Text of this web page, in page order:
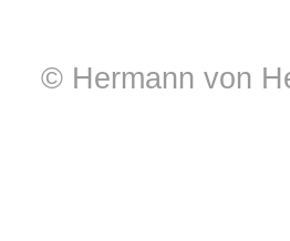
© Hermann von